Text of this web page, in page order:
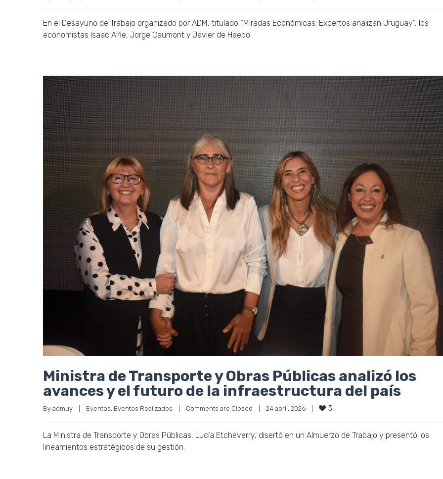
Ministra de Transporte y Obras Públicas analizó los
avances y el futuro de la infraestructura del país
By admuy | Eventos, Eventos Realizados | Comments are Closed 24 abril, 2026 | 3
La Ministra de Transporte y Obras Públicas, Lucía Etcheverry, disertó en un Almuerzo de Trabajo y presentó los